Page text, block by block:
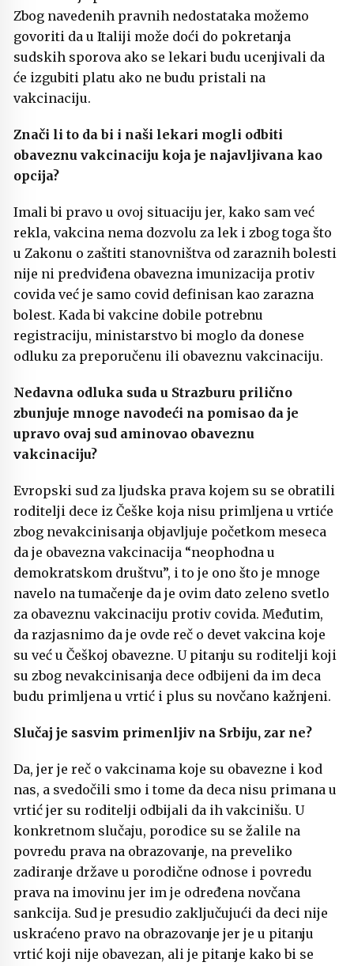
Zbog navedenih pravnih nedostataka možemo
govoriti da u Italiji može doći do pokretanja
sudskih sporova ako se lekari budu ucenjivali da
će izgubiti platu ako ne budu pristali na
vakcinaciju.
Znači li to da bi i naši lekari mogli odbiti
obaveznu vakcinaciju koja je najavljivana kao
opcija?
Imali bi pravo u ovoj situaciju jer, kako sam već
rekla, vakcina nema dozvolu za lek i zbog toga što
u Zakonu o zaštiti stanovništva od zaraznih bolesti
nije ni predviđena obavezna imunizacija protiv
covida već je samo covid definisan kao zarazna
bolest. Kada bi vakcine dobile potrebnu
registraciju, ministarstvo bi moglo da donese
odluku za preporučenu ili obaveznu vakcinaciju.
Nedavna odluka suda u Strazburu prilično
zbunjuje mnoge navodeći na pomisao da je
upravo ovaj sud aminovao obaveznu
vakcinaciju?
Evropski sud za ljudska prava kojem su se obratili
roditelji dece iz Češke koja nisu primljena u vrtiće
zbog nevakcinisanja objavljuje početkom meseca
da je obavezna vakcinacija “neophodna u
demokratskom društvu”, i to je ono što je mnoge
navelo na tumačenje da je ovim dato zeleno svetlo
za obaveznu vakcinaciju protiv covida. Međutim,
da razjasnimo da je ovde reč o devet vakcina koje
su već u Češkoj obavezne. U pitanju su roditelji koji
su zbog nevakcinisanja dece odbijeni da im deca
budu primljena u vrtić i plus su novčano kažnjeni.
Slučaj je sasvim primenljiv na Srbiju, zar ne?
Da, jer je reč o vakcinama koje su obavezne i kod
nas, a svedočili smo i tome da deca nisu primana u
vrtić jer su roditelji odbijali da ih vakcinišu. U
konkretnom slučaju, porodice su se žalile na
povredu prava na obrazovanje, na preveliko
zadiranje države u porodične odnose i povredu
prava na imovinu jer im je određena novčana
sankcija. Sud je presudio zaključujući da deci nije
uskraćeno pravo na obrazovanje jer je u pitanju
vrtić koji nije obavezan, ali je pitanje kako bi se